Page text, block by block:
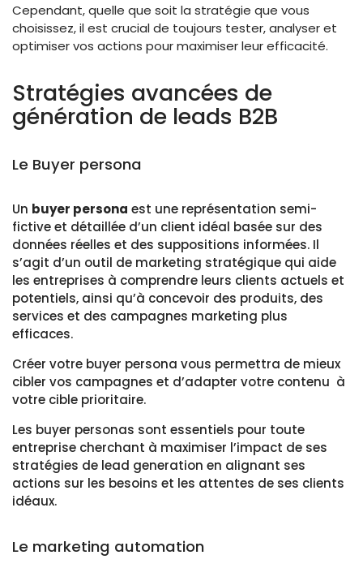
Cependant, quelle que soit la stratégie que vous
choisissez, il est crucial de toujours tester, analyser et
optimiser vos actions pour maximiser leur efficacité.
Stratégies avancées de
génération de leads B2B
Le Buyer persona
Un buyer persona est une représentation semi-
fictive et détaillée d’un client idéal basée sur des
données réelles et des suppositions informées. Il
s’agit d’un outil de marketing stratégique qui aide
les entreprises à comprendre leurs clients actuels et
potentiels, ainsi qu’à concevoir des produits, des
services et des campagnes marketing plus
efficaces.
Créer votre buyer persona vous permettra de mieux
cibler vos campagnes et d’adapter votre contenu à
votre cible prioritaire.
Les buyer personas sont essentiels pour toute
entreprise cherchant à maximiser l’impact de ses
stratégies de lead generation en alignant ses
actions sur les besoins et les attentes de ses clients
idéaux.
Le marketing automation